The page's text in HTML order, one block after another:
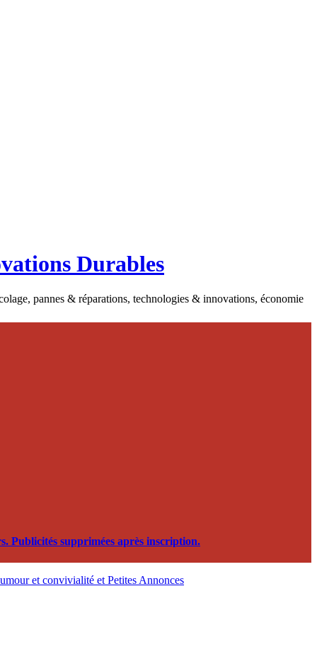
Durables
pannes & réparations, technologies & innovations, économie
Publicités supprimées après inscription.
et convivialité et Petites Annonces